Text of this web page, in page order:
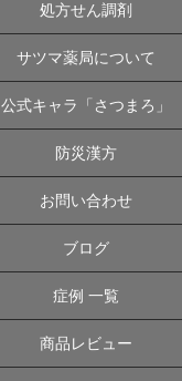
処方せん調剤
サツマ薬局について
公式キャラ「さつまろ」
防災漢方
お問い合わせ
ブログ
症例 一覧
商品レビュー